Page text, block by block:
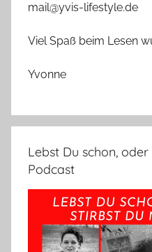
mail@yvis-lifestyle.de
Viel Spaß beim Lesen
Yvonne
Lebst Du schon,
Podcast